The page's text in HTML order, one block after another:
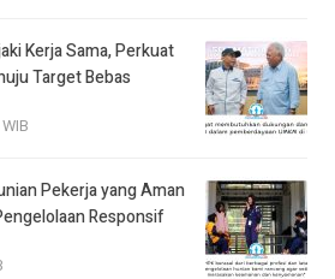
Kerja Sama, Perkuat
Target Bebas
Pekerja yang Aman
Responsif